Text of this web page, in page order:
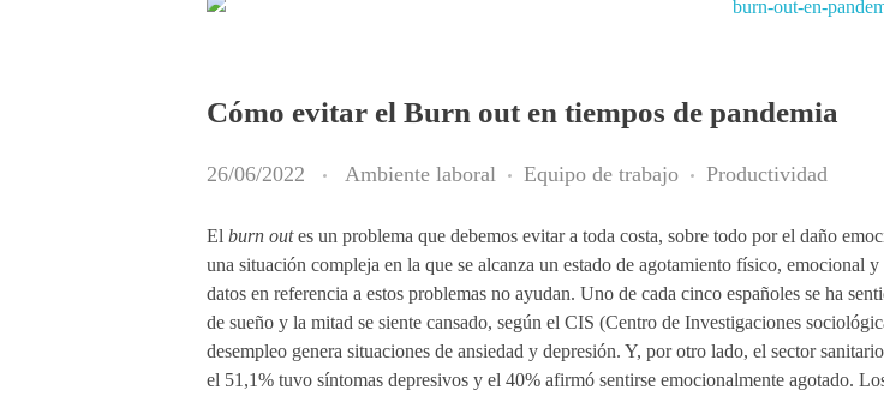
Cómo evitar el Burn out en tiempos de pandemia
26/06/2022 Ambiente laboral Equipo de trabajo Productividad
El burn outes un problema que debemos evitar a toda costa, sobre todo por el daño
una situación compleja en la que se alcanza un estado de agotamiento físico,
datos en referencia a estos problemas no ayudan. Uno de cada cinco españoles se ha
de sueño y la mitad se siente cansado, según el CIS (Centro de Investigaciones
desempleo genera situaciones de ansiedad y depresión. Y, por otro lado, el sector
el 51,1% tuvo síntomas depresivos y el 40% afirmó sentirse emocionalmente agotado.